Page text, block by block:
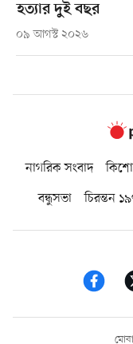
হত্যার দুই বছর
০৯ আগস্ট ২০২৬
নাগরিক সংবাদ
বন্ধুসভা
চিরন্তন